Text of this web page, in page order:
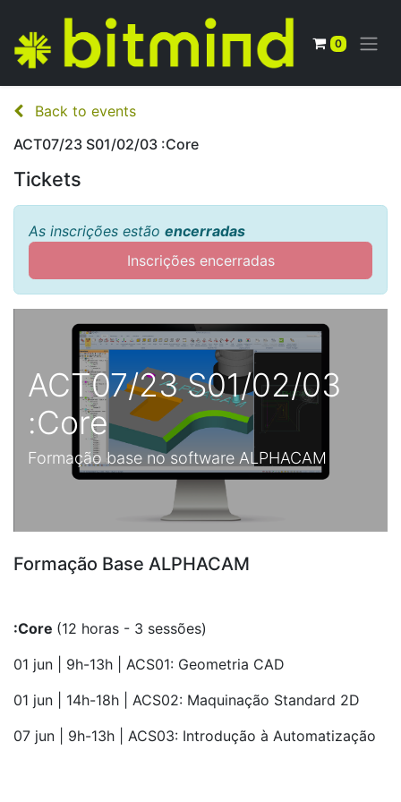
0
Back to events
ACT07/23 S01/02/03 :Core
Tickets
As inscrições estão encerradas
Inscrições encerradas
ACT07/23 S01/02/03
:Core
Formação base no software ALPHACAM
Formação Base ALPHACAM
:Core (12 horas - 3 sessões)
01 jun | 9h-13h | ACS01: Geometria CAD
01 jun | 14h-18h | ACS02: Maquinação Standard 2D
07 jun
| 9h-13h | ACS03: Introdução à Automatização